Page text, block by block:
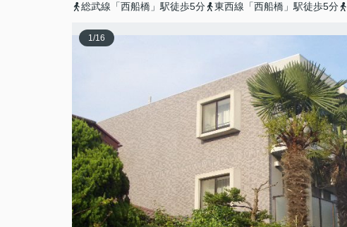
総武線「西船橋」駅徒歩5分
東西線「西船橋」駅徒歩5分
1/16